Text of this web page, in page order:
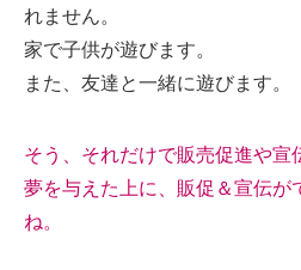
れません。
家で子供が遊びます。
また、友達と一緒に遊びます。
そう、それだけで販売促進や宣
夢を与えた上に、販促＆宣伝が
ね。